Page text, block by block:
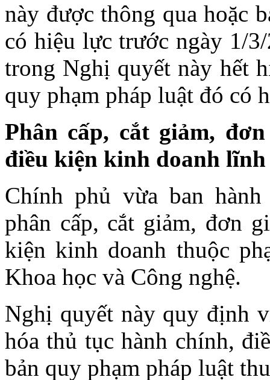
này được thông qua hoặc
có hiệu lực trước ngày 1/
trong Nghị quyết này hết
quy phạm pháp luật đó có
Phân cấp, cắt giảm,
điều kiện kinh doanh
Chính phủ vừa ban
phân cấp, cắt giảm, đơn
kiện kinh doanh thuộc
Khoa học và Công nghệ.
Nghị quyết này quy định
hóa thủ tục hành chính,
bản quy phạm pháp luật